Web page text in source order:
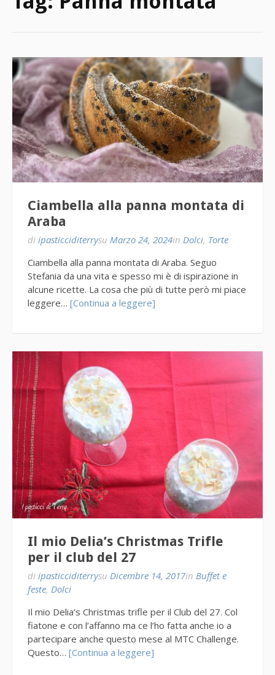
Ciambella alla panna montata di
Araba
di ipasticciditerrysu Marzo 24, 2024in Dolci, Torte
Ciambella alla panna montata di Araba. Seguo
Stefania da una vita e spesso mi è di ispirazione in
alcune ricette. La cosa che più di tutte però mi piace
leggere… [Continua a leggere]
Il mio Delia’s Christmas Trifle
per il club del 27
di ipasticciditerrysu Dicembre 14, 2017in Buffet e
feste, Dolci
Il mio Delia’s Christmas trifle per il Club del 27. Col
fiatone e con l’affanno ma ce l’ho fatta anche io a
partecipare anche questo mese al MTC Challenge.
Questo… [Continua a leggere]